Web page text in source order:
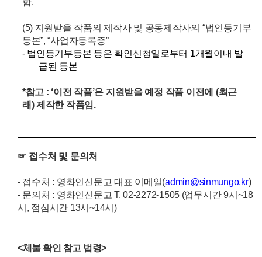
함.
(5) 지원받을 작품의 제작사 및 공동제작사의 “법인등기부
등본”, “사업자등록증”
- 법인등기부등본 등은 확인신청일로부터 1개월이내 발
급된 등본
*참고 : ‘이전 작품’은 지원받을 예정 작품 이전에 (최근
래)제작한 작품임.
☞ 접수처 및 문의처
- 접수처 : 영화인신문고 대표 이메일(admin@sinmungo.kr)
- 문의처 : 영화인신문고T. 02-2272-1505 (업무시간9시 ~18
시 , 점심시간 13시~14시)
<체불 확인 참고 법령>